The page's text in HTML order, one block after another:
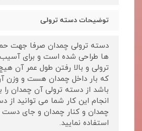
توضیحات دسته ترولی
دسته ترولی چمدان صرفا جهت
ها طراحی شده است و برای
ترولی و بالا رفتن طول عمر آن
که بار داخل چمدان هست و وزن
باشد از دسته ترولی آن چمدان را
انجام این کار شما می توانید از
چمدان و کنار چمدان و جای دست
استفاده نمایید.